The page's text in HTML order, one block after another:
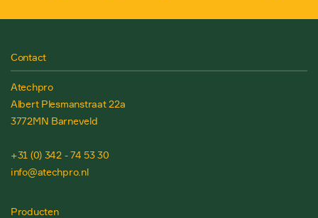
Contact
Atechpro
Albert Plesmanstraat 22a
3772MN Barneveld
+31 (0) 342 - 74 53 30
info@atechpro.nl
Producten